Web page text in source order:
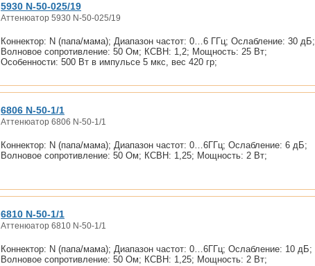
5930 N-50-025/19
Аттенюатор 5930 N-50-025/19
Коннектор: N (папа/мама); Диапазон частот: 0…6 ГГц; Ослабление: 30 дБ;
Волновое сопротивление: 50 Ом; КСВН: 1,2; Мощность: 25 Вт;
Особенности: 500 Вт в импульсе 5 мкс, вес 420 гр;
6806 N-50-1/1
Аттенюатор 6806 N-50-1/1
Коннектор: N (папа/мама); Диапазон частот: 0…6ГГц; Ослабление: 6 дБ;
Волновое сопротивление: 50 Ом; КСВН: 1,25; Мощность: 2 Вт;
6810 N-50-1/1
Аттенюатор 6810 N-50-1/1
Коннектор: N (папа/мама); Диапазон частот: 0…6ГГц; Ослабление: 10 дБ;
Волновое сопротивление: 50 Ом; КСВН: 1,25; Мощность: 2 Вт;